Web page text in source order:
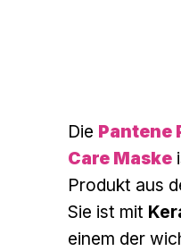
Die Pantene
Care Maske
Produkt aus
Sie ist mit
einem der